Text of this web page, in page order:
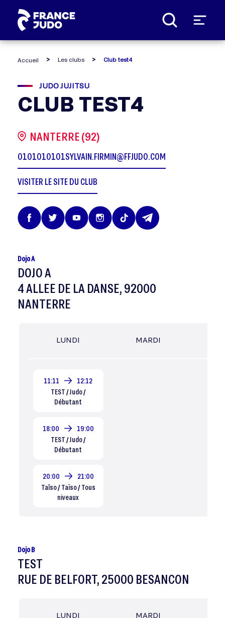
Accueil Les clubs Club test4
JUDO JUJITSU
CLUB TEST4
NANTERRE (92)
0101010101SYLVAIN.FIRMIN@FFJUDO.COM
VISITER LE SITE DU CLUB
Dojo A
DOJO A
4 ALLEE DE LA DANSE, 92000
NANTERRE
LUNDI
11:11
12:12
TEST / Judo /
Débutant
18:00
19:00
TEST / Judo /
Débutant
20:00
21:00
Taîso / Taïso / Tous
niveaux
MARDI
Dojo B
TEST
RUE DE BELFORT, 25000 BESANCON
LUNDI MARDI